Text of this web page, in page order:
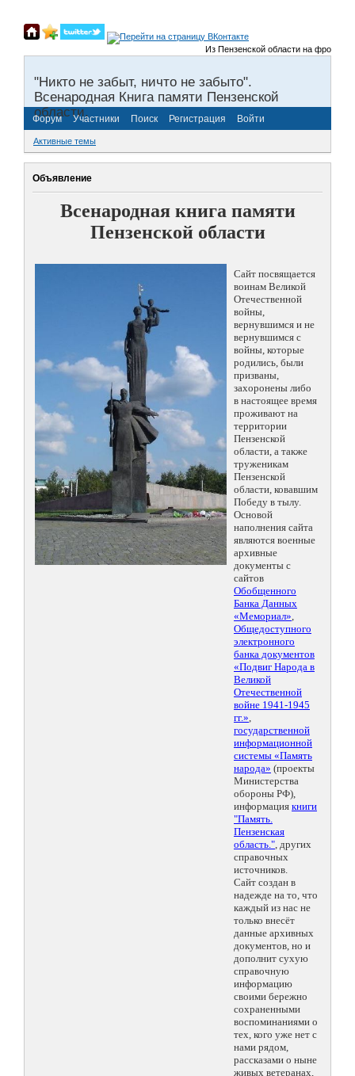
Из Пензенской области на фронты
"Никто не забыт, ничто не забыто".
Всенародная Книга памяти Пензенской
области.
Форум Участники Поиск Регистрация Войти
Активные темы
Объявление
Всенародная книга памяти
Пензенской области
Сайт посвящается
воинам Великой
Отечественной
войны,
вернувшимся и не
вернувшимся с
войны, которые
родились, были
призваны,
захоронены либо
в настоящее время
проживают на
территории
Пензенской
области, а также
труженикам
Пензенской
области, ковавшим
Победу в тылу.
Основой
наполнения сайта
являются военные
архивные
документы с
сайтов
Обобщенного
Банка Данных
«Мемориал»,
Общедоступного
электронного
банка документов
«Подвиг Народа в
Великой
Отечественной
войне 1941-1945
гг.»,
государственной
информационной
системы «Память
народа» (проекты
Министерства
обороны РФ),
информация книги
"Память.
Пензенская
область.", других
справочных
источников.
Сайт создан в
надежде на то, что
каждый из нас не
только внесёт
данные архивных
документов, но и
дополнит сухую
справочную
информацию
своими бережно
сохраненными
воспоминаниями о
тех, кого уже нет с
нами рядом,
рассказами о ныне
живых ветеранах,